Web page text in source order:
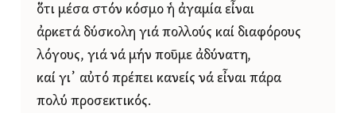
ὅτι μέσα στόν κόσμο ἡ ἀγαμία εἶναι
ἀρκετά δύσκολη γιά πολλούς καί διαφόρους
λόγους, γιά νά μήν ποῦμε ἀδύνατη,
καί γι᾿ αὐτό πρέπει κανείς νά εἶναι πάρα
πολύ προσεκτικός.